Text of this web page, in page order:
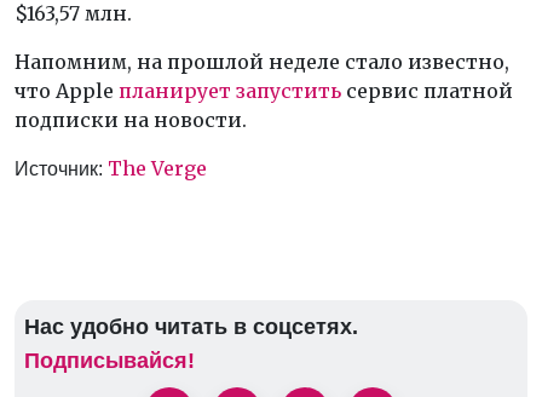
$163,57 млн.
Напомним, на прошлой неделе стало известно,
что Apple планирует запустить сервис платной
подписки на новости.
Источник: The Verge
Нас удобно читать в соцсетях.
Подписывайся!